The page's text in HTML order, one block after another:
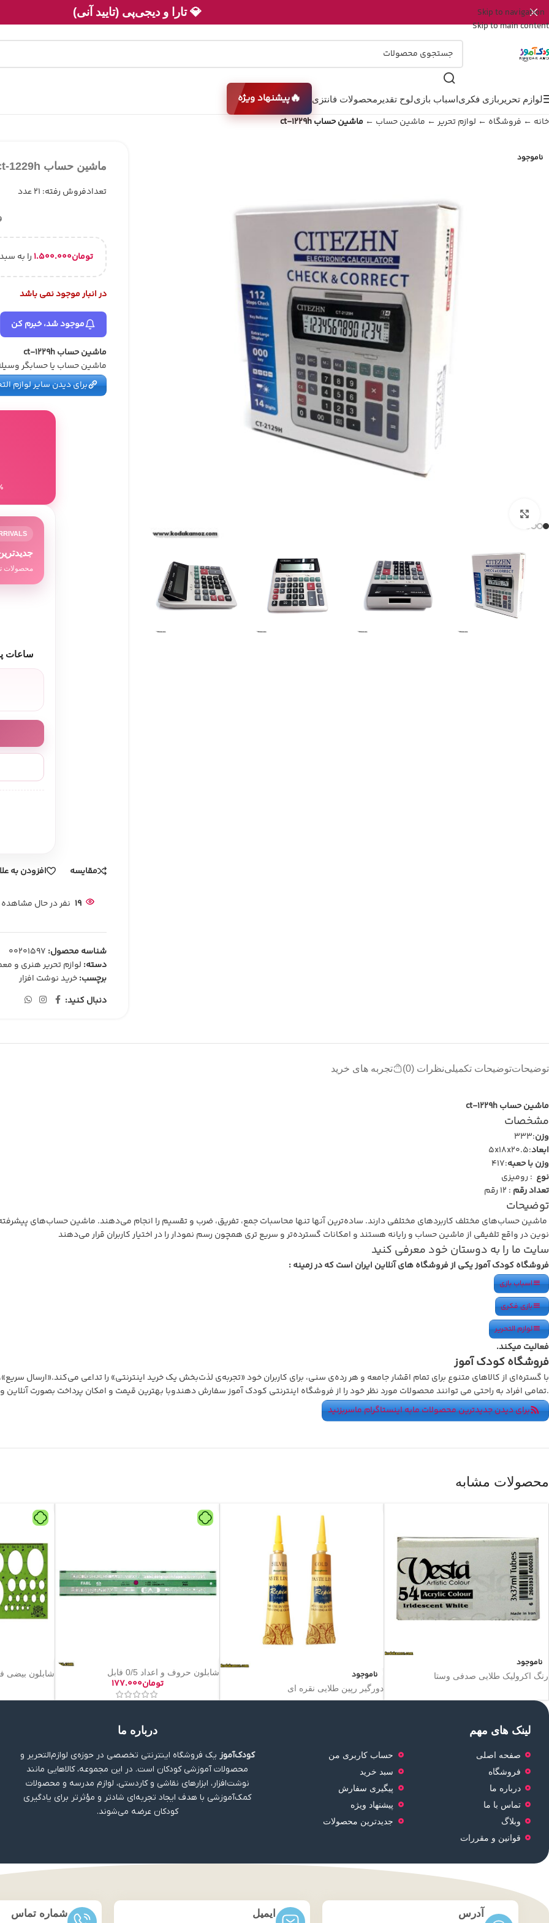
Skip to navigation
Skip to main content
💎 تارا و دیجی‌پی (تایید آنی)
لوازم تحریر بازی فکریاسباب بازیلوح تقدیر محصولات فانتزی 🔥پیشنهاد ویژه
خانه ← فروشگاه ← لوازم تحریر ← ماشین حساب ← ماشین حساب ct-1229h
ناموجود
ماشین حساب ct-1229h
تعدادفروش رفته: 21 عدد
تومان۱.۵۰۰.۰۰۰ را به
در انبار موجود نمی باشد
موجود شد، خبرم کن
ماشین حساب ct-1229h
ماشین حساب یا حسابگر
برای دیدن سایر لوازم
8٪
محصولات
ساعات
مقایسه افزودن به
19 نفر در حال
شناسه محصول: 00201597
دسته: لوازم تحریر هنری و
برچسب:خرید نوشت افزار
دنبال کنید:
توضیحاتتوضیحات تکمیلینظرات (0) تجربه های خرید
ماشین حساب ct-1229h
مشخصات
وزن:333
ابعاد:5x18x20.5
وزن با حعبه:417
نوع : رومیزی
تعداد رقم : 12 رقم
توضیحات
ماشین حساب‌های مختلف کاربردهای مختلفی دارند. ساده‌ترین آنها تنها محاسبات جمع، تفریق، ضرب و تقسیم را انجام می‌دهند. ماشین حساب‌های
نوین در واقع تلفیقی از ماشین حساب و رایانه هستند و امکانات گسترده‌تر و سریع تری همچون رسم نمودار را در اختیار کاربران قرار می‌دهند
سایت ما را به دوستان خود معرفی کنید
فروشگاه کودک آموز یکی از فروشگاه های آنلاین ایران است که در زمینه :
اسباب بازی
بازی فکری
لوازم التحریر
فعالیت میکند.
فروشگاه کودک آموز
با گستره‌ای از کالاهای متنوع برای تمام اقشار جامعه و هر رده‌ی سنی، برای کاربران خود «تجربه‌ی لذت‌بخش یک خرید اینترنتی» را تداعی می‌کند.«ارسال
.تمامی افراد به راحتی می توانند محصولات مورد نظر خود را از فروشگاه اینترنتی کودک آموز سفارش دهندوبا بهترین قیمت و امکان پرداخت بصورت
برای دیدن جدیدترین محصولات مابه اینستاگرام ماسربزنید
محصولات مشابه
ناموجود
رنگ اکرولیک طلایی صدفی وستا ناموجود
دورگیر رپین طلایی نقره ای
شابلون حروف و اعداد 0/5 فابل
تومان۱۷۷.۰۰۰
شابلون بیضی
لینک های مهم
صفحه اصلی
فروشگاه
درباره ما
تماس با ما
وبلاگ
قوانین و مقررات
حساب کاربری من
سبد خرید
پیگیری سفارش
پیشنهاد ویژه
جدیدترین محصولات
درباره ما
کودک‌آموز یک فروشگاه اینترنتی تخصصی در حوزه‌ی لوازم‌التحریر و
محصولات آموزشی کودکان است. در این مجموعه، کالاهایی مانند
نوشت‌افزار، ابزارهای نقاشی و کاردستی، لوازم مدرسه و محصولات
کمک‌آموزشی با هدف ایجاد تجربه‌ای شادتر و مؤثرتر برای یادگیری
کودکان عرضه می‌شوند.
آدرس ایمیل شماره تماس